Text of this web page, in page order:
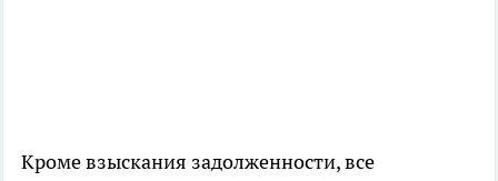
Кроме взыскания задолженности, все